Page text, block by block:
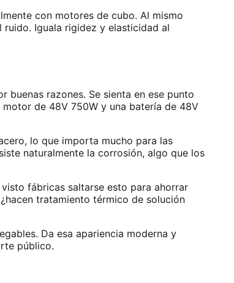
con motores de cubo. Al mismo
Iguala rigidez y elasticidad al
buenas razones. Se sienta en ese punto
de 48V 750W y una batería de 48V
lo que importa mucho para las
naturalmente la corrosión, algo que los
fábricas saltarse esto para ahorrar
tratamiento térmico de solución
Da esa apariencia moderna y
público.